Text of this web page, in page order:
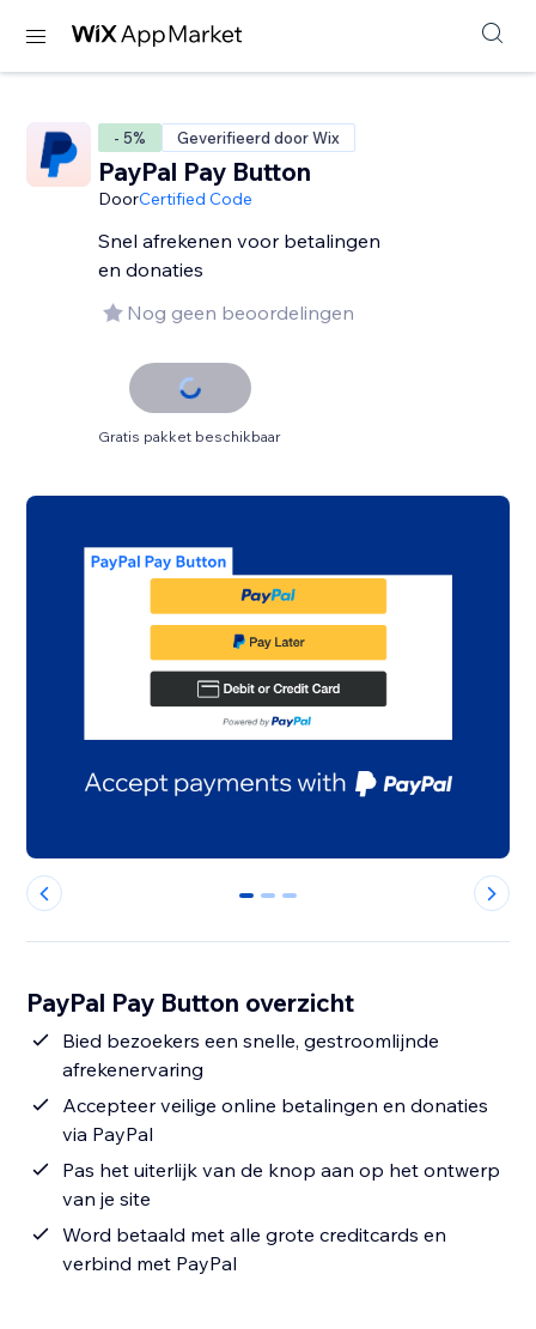
- 5% Geverifieerd door Wix
PayPal Pay Button
DoorCertified Code
Snel afrekenen voor betalingen
en donaties
Nog geen beoordelingen
Gratis pakket beschikbaar
0 1 2
PayPal Pay Button overzicht
Bied bezoekers een snelle, gestroomlijnde
afrekenervaring
Accepteer veilige online betalingen en donaties
via PayPal
Pas het uiterlijk van de knop aan op het ontwerp
van je site
Word betaald met alle grote creditcards en
verbind met PayPal